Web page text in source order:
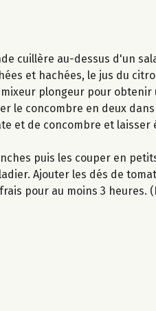
cuillère au-dessus d'un
et hachées, le jus du
plongeur pour obtenir
le concombre en deux
et de concombre et laisser
puis les couper en
Ajouter les dés de
pour au moins 3 heures.